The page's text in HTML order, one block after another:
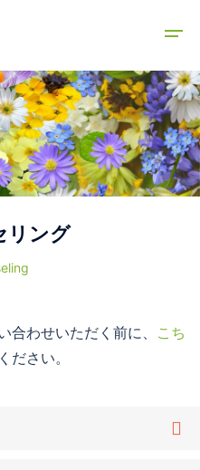
リング
合わせいただく前に、 こち
ださい。